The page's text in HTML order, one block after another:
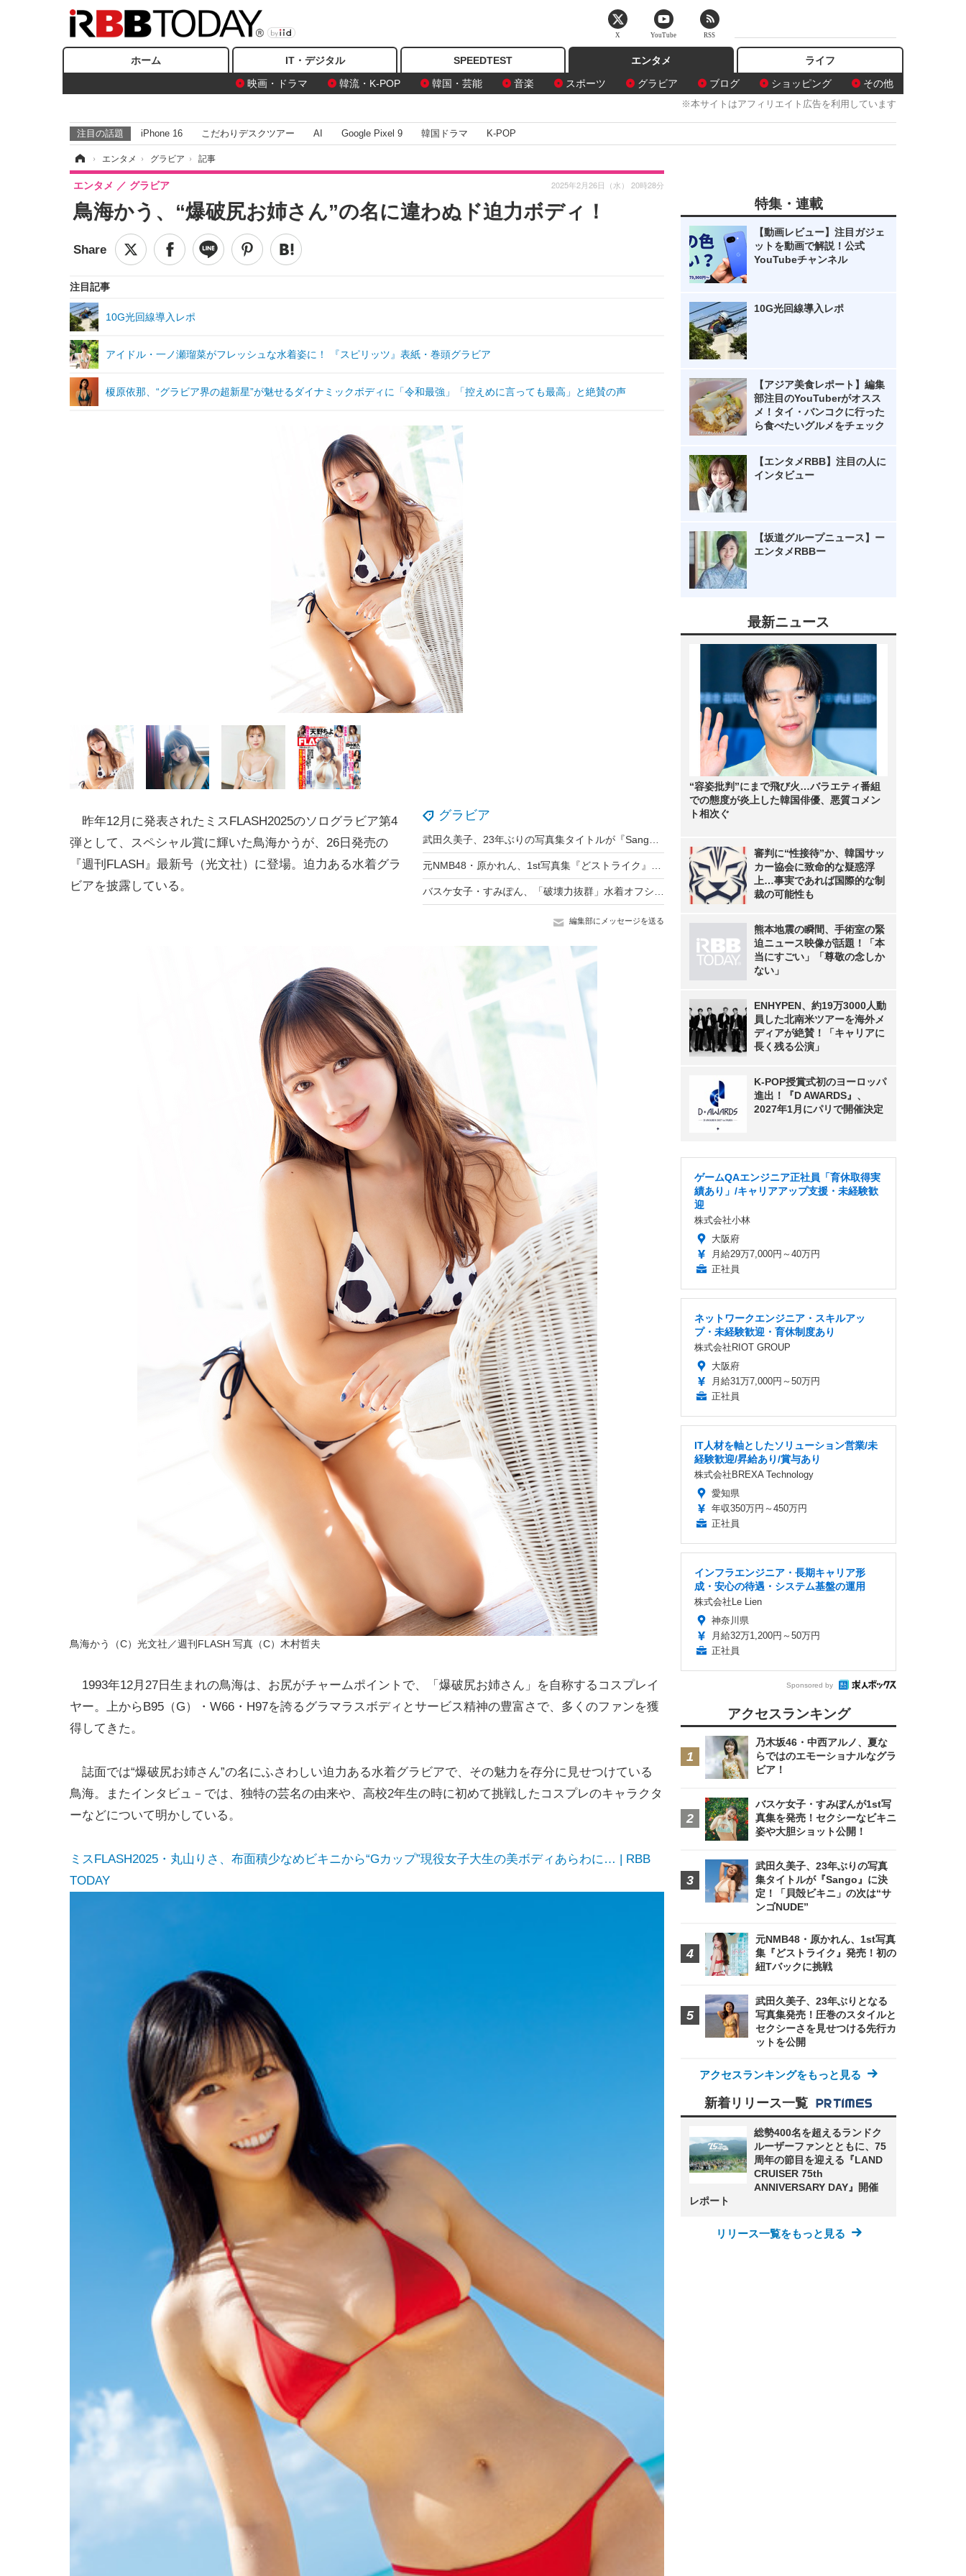
ホーム IT・デジタル SPEEDTEST
エンタメ
映画・ドラマ
韓流・K-POP 韓国・芸能 音楽 スポーツ グラビア ブログ ショッピング その他
ライフ
※本サイトはアフィリエイト広告を利用しています
注目の話題 iPhone 16 こだわりデスクツアー AI Google Pixel 9 韓国ドラマ K-POP
› エンタメ › グラビア › 記事
鳥海かう、“爆破尻お姉さん”の名に違わぬド迫力ボディ！
エンタメ グラビア 2025年2月26日（水） 20時28分
注目記事
10G光回線導入レポ
アイドル・一ノ瀬瑠菜がフレッシュな水着姿に！ 『スピリッツ』表紙・巻頭グラビア
榎原依那、“グラビア界の超新星”が魅せるダイナミックボディに「令和最強」「控えめに言っても最高」と絶賛の声
グラビア
編集部にメッセージを送る
昨年12月に発表されたミスFLASH2025のソログラビア第4
弾として、スペシャル賞に輝いた鳥海かうが、26日発売の
『週刊FLASH』最新号（光文社）に登場。迫力ある水着グラ
ビアを披露している。
鳥海かう（C）光文社／週刊FLASH 写真（C）木村哲夫
1993年12月27日生まれの鳥海は、お尻がチャームポイントで、「爆破尻お姉さん」を自称するコスプレイ
ヤー。上からB95（G）・W66・H97を誇るグラマラスボディとサービス精神の豊富さで、多くのファンを獲
得してきた。
誌面では“爆破尻お姉さん”の名にふさわしい迫力ある水着グラビアで、その魅力を存分に見せつけている
鳥海。またインタビュ－では、独特の芸名の由来や、高校2年生の時に初めて挑戦したコスプレのキャラクタ
ーなどについて明かしている。
ミスFLASH2025・丸山りさ、布面積少なめビキニから“Gカップ”現役女子大生の美ボディあらわに… | RBB
TODAY
特集・連載
【動画レビュー】注目ガジェ
ットを動画で解説！公式
YouTubeチャンネル
10G光回線導入レポ
【アジア美食レポート】編集
部注目のYouTuberがオスス
メ！タイ・バンコクに行った
ら食べたいグルメをチェック
【エンタメRBB】注目の人に
インタビュー
【坂道グループニュース】ー
エンタメRBBー
最新ニュース
“容姿批判”にまで飛び火…バラエティ番組
での態度が炎上した韓国俳優、悪質コメン
ト相次ぐ
審判に“性接待”か、韓国サッ
カー協会に致命的な疑惑浮
上…事実であれば国際的な制
裁の可能性も
熊本地震の瞬間、手術室の緊
迫ニュース映像が話題！「本
当にすごい」「尊敬の念しか
ない」
ENHYPEN、約19万3000人動
員した北南米ツアーを海外メ
ディアが絶賛！「キャリアに
長く残る公演」
K-POP授賞式初のヨーロッパ
進出！『D AWARDS』、
2027年1月にパリで開催決定
ゲームQAエンジニア正社員「育休取得実
績あり」/キャリアアップ支援・未経験歓
迎
株式会社小林
大阪府
月給29万7,000円～40万円
正社員
ネットワークエンジニア・スキルアッ
プ・未経験歓迎・育休制度あり
株式会社RIOT GROUP
大阪府
月給31万7,000円～50万円
正社員
IT人材を軸としたソリューション営業/未
経験歓迎/昇給あり/賞与あり
株式会社BREXA Technology
愛知県
年収350万円～450万円
正社員
インフラエンジニア・長期キャリア形
成・安心の待遇・システム基盤の運用
株式会社Le Lien
神奈川県
月給32万1,200円～50万円
正社員
Sponsored by
アクセスランキング
乃木坂46・中西アルノ、夏な
らではのエモーショナルなグラ
ビア！
バスケ女子・すみぽんが1st写
真集を発売！セクシーなビキニ
姿や大胆ショット公開！
武田久美子、23年ぶりの写真
集タイトルが『Sango』に決
定！「貝殻ビキニ」の次は“サ
ンゴNUDE”
元NMB48・原かれん、1st写真
集『どストライク』発売！初の
紐Tバックに挑戦
武田久美子、23年ぶりとなる
写真集発売！圧巻のスタイルと
セクシーさを見せつける先行カ
ットを公開
アクセスランキングをもっと見る
新着リリース一覧
総勢400名を超えるランドク
ルーザーファンとともに、75
周年の節目を迎える『LAND
CRUISER 75th
ANNIVERSARY DAY』開催
レポート
リリース一覧をもっと見る
X YouTube RSS